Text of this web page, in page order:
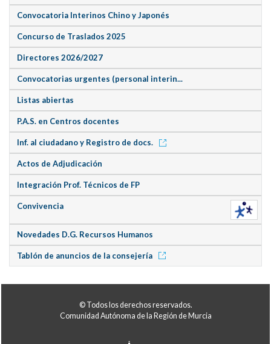
Convocatoria Interinos Chino y Japonés
Concurso de Traslados 2025
Directores 2026/2027
Convocatorias urgentes (personal interin...
Listas abiertas
P.A.S. en Centros docentes
Inf. al ciudadano y Registro de docs.
Actos de Adjudicación
Integración Prof. Técnicos de FP
Convivencia
Novedades D.G. Recursos Humanos
Tablón de anuncios de la consejería
© Todos los derechos reservados.
Comunidad Autónoma de la Región de Murcia